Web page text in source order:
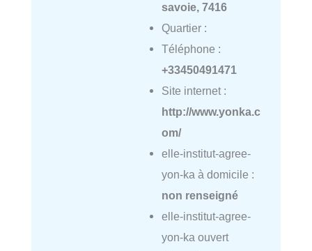
savoie, 7416
Quartier :
Téléphone :
+33450491471
Site internet :
http://www.yonka.c
om/
elle-institut-agree-
yon-ka à domicile :
non renseigné
elle-institut-agree-
yon-ka ouvert